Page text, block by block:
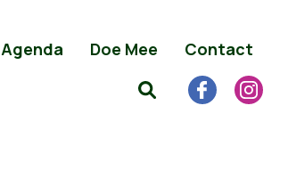
Agenda Doe Mee Contact